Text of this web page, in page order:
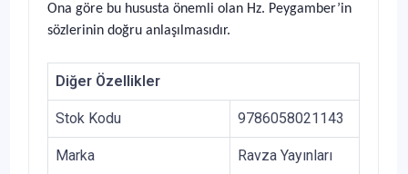
Ona göre bu hususta önemli olan Hz. Peygamber’in
sözlerinin doğru anlaşılmasıdır.
Diğer Özellikler
Stok Kodu 9786058021143
Marka Ravza Yayınları